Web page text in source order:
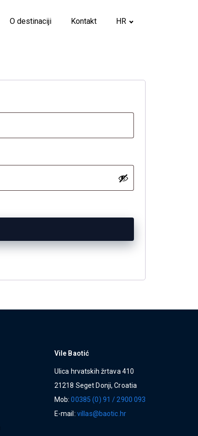
O destinaciji Kontakt HR
Vile Baotić
Ulica hrvatskih žrtava 410
21218 Seget Donji, Croatia
Mob:00385 (0) 91 / 2900 093
E-mail: villas@baotic.hr